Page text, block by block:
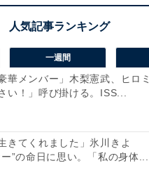
一週間
華メンバー」木梨憲武、ヒロミ
い！」呼び掛ける。ISS...
きてくれました」氷川きよ
ー”の命日に思い。「私の身体...